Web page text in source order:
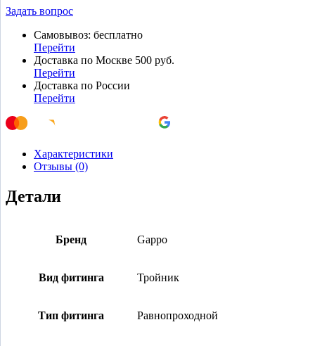
Задать вопрос
Самовывоз: бесплатно
Перейти
Доставка по Москве 500 руб.
Перейти
Доставка по России
Перейти
Характеристики
Отзывы (0)
Детали
Бренд Gappo
Вид фитинга Тройник
Тип фитинга Равнопроходной